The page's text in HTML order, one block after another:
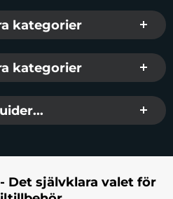
kategorier
kategorier
Det självklara valet för